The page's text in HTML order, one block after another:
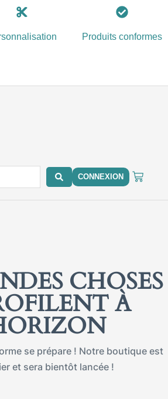
Produits conformes
CONNEXION
CHOSES
À
se prépare ! Notre boutique est
et sera bientôt lancée !